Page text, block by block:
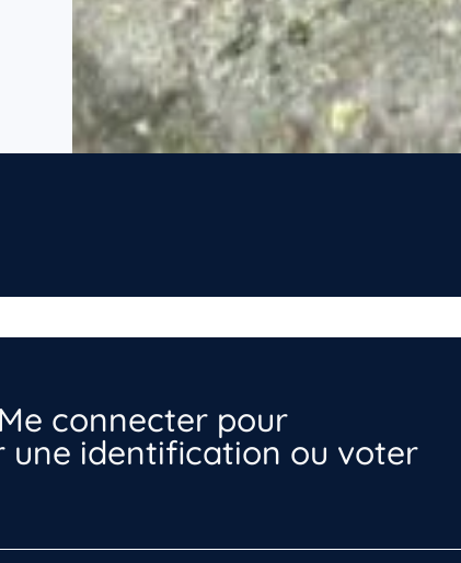
Me connecter pour
une identification ou voter